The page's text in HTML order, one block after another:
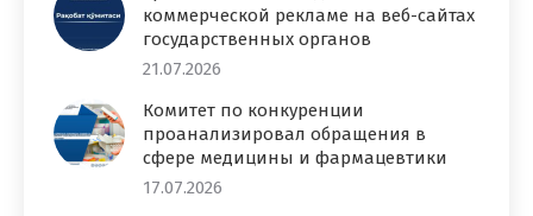
коммерческой рекламе на веб-сайтах
государственных органов
21.07.2026
Комитет по конкуренции
проанализировал обращения в
сфере медицины и фармацевтики
17.07.2026